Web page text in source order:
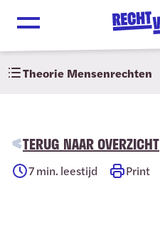
Open menu
TERUG NAAR OVERZICHT
7min. leestijd Print
Theorie Mensenrechten